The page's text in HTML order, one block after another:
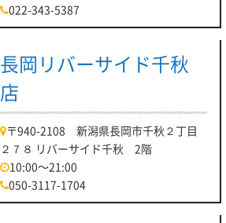
022-343-5387
長岡リバーサイド千秋
店
〒940-2108 新潟県長岡市千秋２丁目
２７８ リバーサイド千秋 2階
10:00～21:00
050-3117-1704